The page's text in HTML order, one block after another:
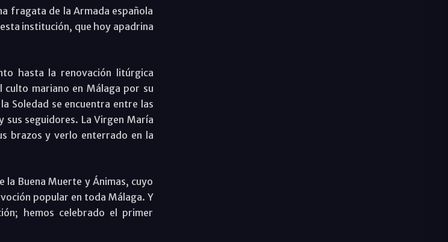
fragata de la Armada española
institución, que hoy apadrina
hasta la renovación litúrgica
culto mariano en Málaga por su
Soledad se encuentra entre las
sus seguidores. La Virgen María
brazos y verlo enterrado en la
la Buena Muerte y Ánimas, cuyo
popular en toda Málaga. Y
hemos celebrado el primer